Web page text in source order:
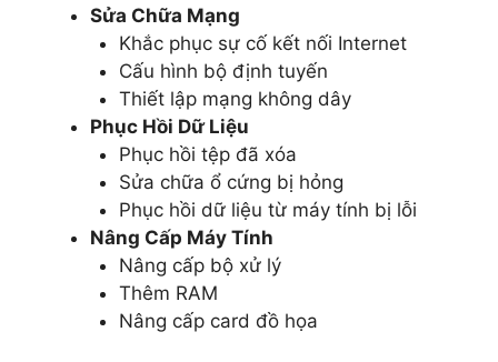
Sửa Chữa Mạng
Khắc phục sự cố kết nối Internet
Cấu hình bộ định tuyến
Thiết lập mạng không dây
Phục Hồi Dữ Liệu
Phục hồi tệp đã xóa
Sửa chữa ổ cứng bị hỏng
Phục hồi dữ liệu từ máy tính bị lỗi
Nâng Cấp Máy Tính
Nâng cấp bộ xử lý
Thêm RAM
Nâng cấp card đồ họa